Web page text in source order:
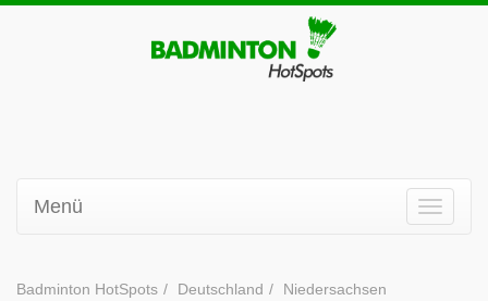
Menü
Badminton HotSpots Deutschland
Niedersachsen